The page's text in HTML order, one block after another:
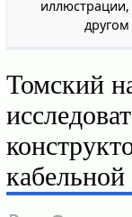
Томский